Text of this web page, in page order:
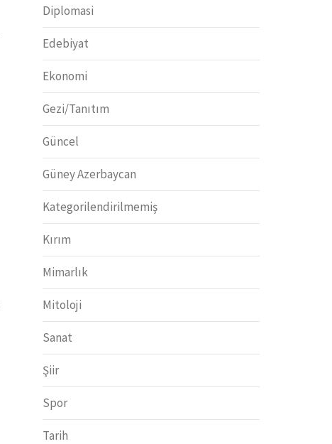
Diplomasi
Edebiyat
Ekonomi
Gezi/Tanıtım
Güncel
Güney Azerbaycan
Kategorilendirilmemiş
Kırım
Mimarlık
Mitoloji
Sanat
Şiir
Spor
Tarih